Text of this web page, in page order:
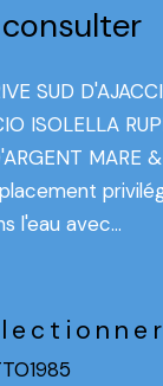
SUD
ISOLELLA
MARE
l'eau avec...